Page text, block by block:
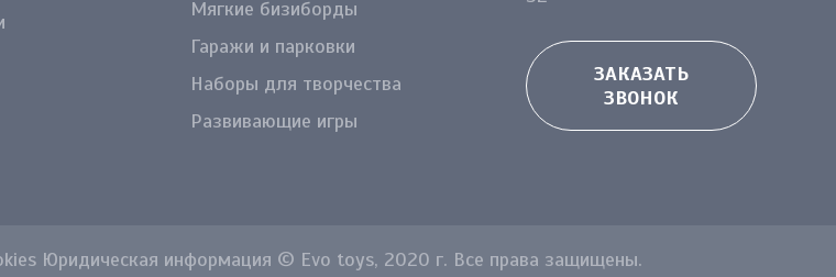
Мягкие бизиборды
Гаражи и парковки
Наборы для творчества
Развивающие игры
ЗАКАЗАТЬ
ЗВОНОК
Юридическая информация © Evo toys, 2020 г. Все права защищены.